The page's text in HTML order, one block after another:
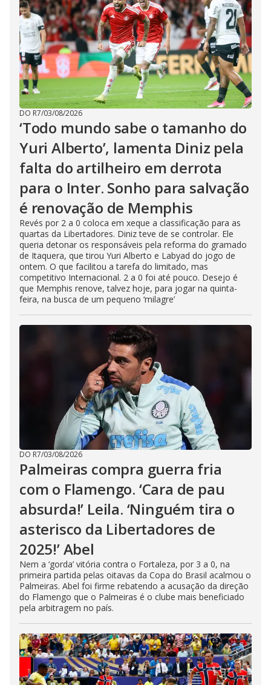
DO R7/03/08/2026
‘Todo mundo sabe o tamanho do
Yuri Alberto’, lamenta Diniz pela
falta do artilheiro em derrota
para o Inter. Sonho para salvação
é renovação de Memphis
Revés por 2 a 0 coloca em xeque a classificação para as
quartas da Libertadores. Diniz teve de se controlar. Ele
queria detonar os responsáveis pela reforma do gramado
de Itaquera, que tirou Yuri Alberto e Labyad do jogo de
ontem. O que facilitou a tarefa do limitado, mas
competitivo Internacional. 2 a 0 foi até pouco. Desejo é
que Memphis renove, talvez hoje, para jogar na quinta-
feira, na busca de um pequeno ‘milagre’
DO R7/03/08/2026
Palmeiras compra guerra fria
com o Flamengo. ‘Cara de pau
absurda!’ Leila. ‘Ninguém tira o
asterisco da Libertadores de
2025!’ Abel
Nem a ‘gorda’ vitória contra o Fortaleza, por 3 a 0, na
primeira partida pelas oitavas da Copa do Brasil acalmou o
Palmeiras. Abel foi firme rebatendo a acusação da direção
do Flamengo que o Palmeiras é o clube mais beneficiado
pela arbitragem no país.